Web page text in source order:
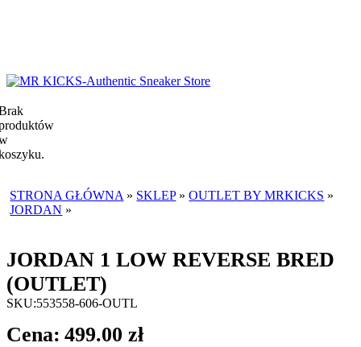
STRONA GŁÓWNA » SKLEP»OUTLET BY MRKICKS »
JORDAN »
JORDAN 1 LOW REVERSE BRED
(OUTLET)
499.00 zł
SKU:553558-606-OUTL